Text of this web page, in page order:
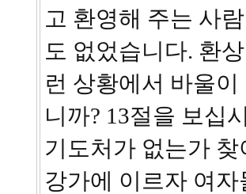
고 환영해 주는 사
도 없었습니다. 환
런 상황에서 바울
니까? 13절을 보십
기도처가 없는가
강가에 이르자 여